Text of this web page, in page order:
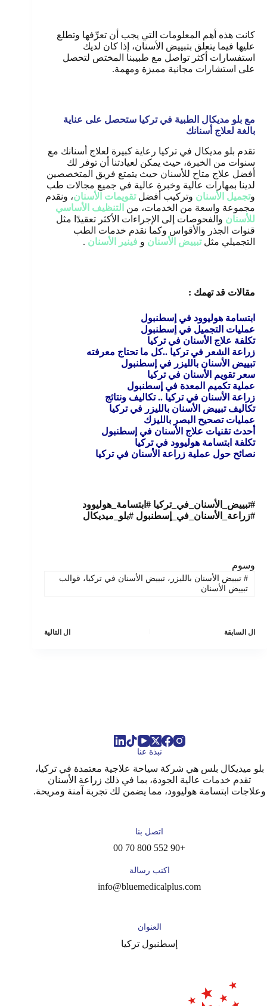
كانت هذه أهم المعلومات التي يجب أن تعرِّفها وتطلع
عليها فيما يتعلق بتبييض الأسنان، إذا كان لديك
استفسارات أكثر تواصل مع طبيبنا المختص لتحصل
على استشارات مجانية مميزة ومهمة.
مع بلو مديكال الطبية في تركيا ستحصل على عناية
بالغة لعلاج أسنانك
تقدم بلو مديكال في تركيا رعاية كبيرة لعلاج أسنانك مع
سنوات من الخبرة، حيث يمكن لعيادتنا أن توفر لك
أفضل علاج متاح للأسنان حيث يتمتع فريق المتخصصين
لدينا بمهارات عالية وخبرة عالية في جميع مجالات طب
وتجميل الأسنان وتركيب أفضل تقويمات الأسنان، ونقدم
مجموعة واسعة من الخدمات، من التنظيف الأساسي
للأسنان والفحوصات إلى الإجراءات الأكثر تعقيدًا مثل
قنوات الجذر والأقواس وكما نقدم خدمات الطب
التجميلي مثل تبييض الأسنان و فينير الأسنان .
مقالات قد تهمك :
ابتسامة هوليوود في إسطنبول
عمليات التجميل في إسطنبول
تكلفة علاج الأسنان في تركيا
زراعة الشعر في تركيا ..كل ما تحتاج معرفته
تبييض الأسنان بالليزر في إسطنبول
سعر تقويم الأسنان في تركيا
عملية تكميم المعدة في إسطنبول
زراعة الأسنان في تركيا .. تكاليف ونتائج
تكاليف تبييض الأسنان بالليزر في تركيا
عمليات تصحيح البصر بالليزك
أحدث تقنيات علاج الأسنان في إسطنبول
تكلفة ابتسامة هوليوود في تركيا
نصائح حول عملية زراعة الأسنان في تركيا
#تبييض_الأسنان_في_تركيا #ابتسامة_هوليوود
#زراعة_الأسنان_في_إسطنبول #بلو_ميديكال
وسوم
#تبييض الأسنان بالليزر، تبييض الأسنان في تركيا، قوالب
تبييض الأسنان
ال السابقة ال التالية
نبذة عنا
بلو ميديكال بلس هي شركة سياحة علاجية معتمدة في تركيا،
تقدم خدمات عالية الجودة، بما في ذلك زراعة الأسنان
وعلاجات ابتسامة هوليوود، مما يضمن لك تجربة آمنة ومريحة.
اتصل بنا
+90 552 800 70 00
اكتب رسالة
info@bluemedicalplus.com
العنوان
إسطنبول تركيا